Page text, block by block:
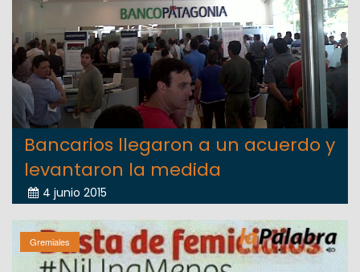
Bancarios llegaron a un acuerdo y
levantaron la medida
4 junio 2015
Gremiales